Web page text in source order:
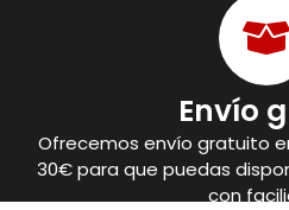
Envío
Ofrecemos envío gratuito
30€ para que puedas
con